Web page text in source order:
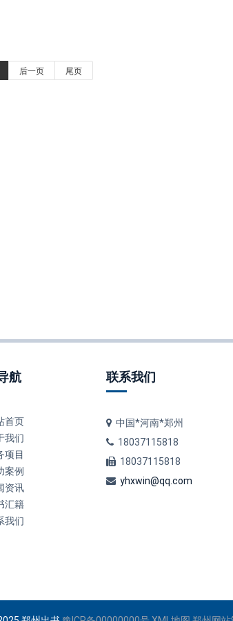
后一页 尾页
航
首页
我们
项目
案例
资讯
汇籍
我们
联系我们
中国*河南*郑州
18037115818
18037115818
yhxwin@qq.com